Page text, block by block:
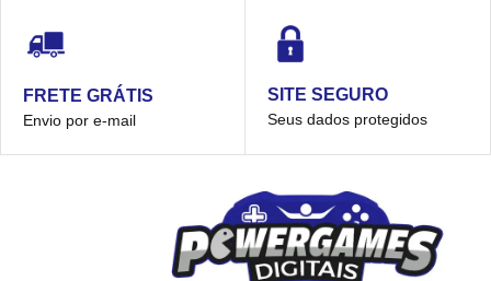
FRETE GRÁTIS
Envio por e-mail
SITE SEGURO
Seus dados protegidos